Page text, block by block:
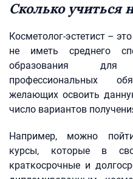
Сколько учиться
Косметолог-эстетист –
не иметь среднего
образования
профессиональных
желающих освоить
число вариантов
Например, можно
курсы, которые в
краткосрочные и